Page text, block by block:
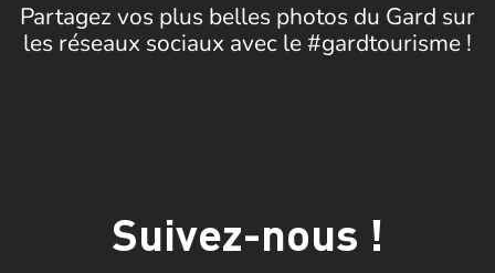
Partagez vos plus belles photos du Gard sur
les réseaux sociaux avec le #gardtourisme !
Suivez-nous !